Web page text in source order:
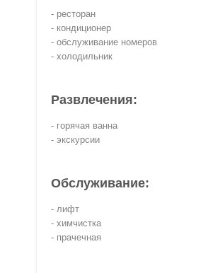
- ресторан
- кондиционер
- обслуживание номеров
- холодильник
Развлечения:
- горячая ванна
- экскурсии
Обслуживание:
- лифт
- химчистка
- прачечная